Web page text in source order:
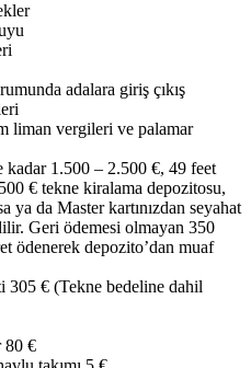
adalara giriş çıkış
liman vergileri ve palamar
kadar 1.500 – 2.500 €, 49 feet
€ tekne kiralama depozitosu,
ya da Master kartınızdan seyahat
Geri ödemesi olmayan 350
ödenerek depozito’dan muaf
305 € (Tekne bedeline dahil
80 €